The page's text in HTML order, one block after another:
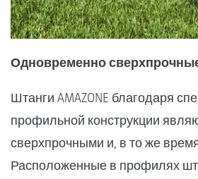
Одновременно
Штанги AMAZONE благодаря
профильной конструкции
сверхпрочными и, в то же
Расположенные в профилях